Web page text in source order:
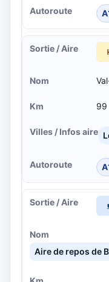
99
Aire de repos de